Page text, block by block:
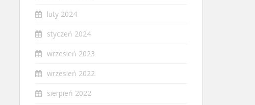
luty 2024
styczeń 2024
wrzesień 2023
wrzesień 2022
sierpień 2022